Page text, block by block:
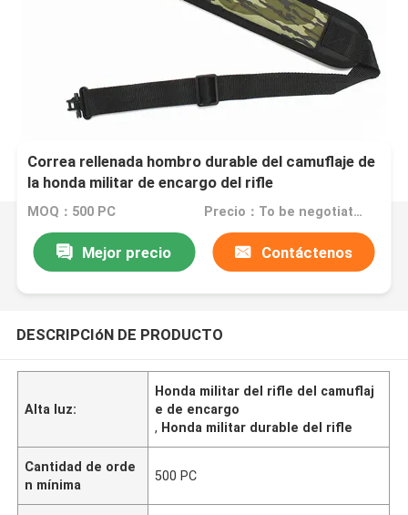
Correa rellenada hombro durable del camuflaje de
la honda militar de encargo del rifle
MOQ：500 PC Precio：To be negotiated
Mejor precio Contáctenos
DESCRIPCIóN DE PRODUCTO
Alta luz:
Honda militar del rifle del camuflaj
e de encargo
, Honda militar durable del rifle
Cantidad de orde
n mínima
500 PC